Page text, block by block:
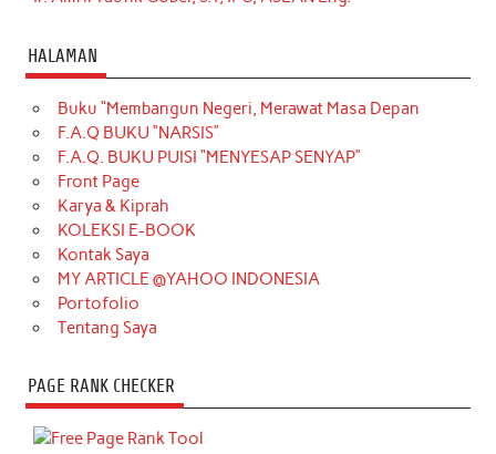
HALAMAN
Buku “Membangun Negeri, Merawat Masa Depan
F.A.Q BUKU “NARSIS”
F.A.Q. BUKU PUISI “MENYESAP SENYAP”
Front Page
Karya & Kiprah
KOLEKSI E-BOOK
Kontak Saya
MY ARTICLE @YAHOO INDONESIA
Portofolio
Tentang Saya
PAGE RANK CHECKER